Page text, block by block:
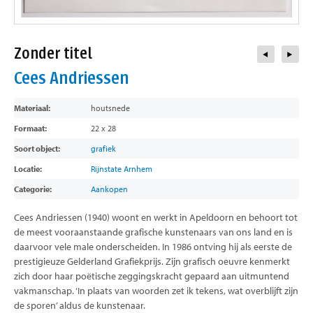
contact
Zonder titel
Cees Andriessen
Materiaal:
houtsnede
Formaat:
22 x 28
Soort object:
grafiek
Locatie:
Rijnstate Arnhem
Categorie:
Aankopen
Cees Andriessen (1940) woont en werkt in Apeldoorn en behoort tot
de meest vooraanstaande grafische kunstenaars van ons land en is
daarvoor vele male onderscheiden. In 1986 ontving hij als eerste de
prestigieuze Gelderland Grafiekprijs. Zijn grafisch oeuvre kenmerkt
zich door haar poëtische zeggingskracht gepaard aan uitmuntend
vakmanschap. ‘In plaats van woorden zet ik tekens, wat overblijft zijn
de sporen’ aldus de kunstenaar.